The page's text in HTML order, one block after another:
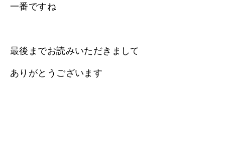
一番ですね
最後までお読みいただきまして
ありがとうございます